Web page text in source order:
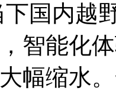
国内越
智能化
幅缩水